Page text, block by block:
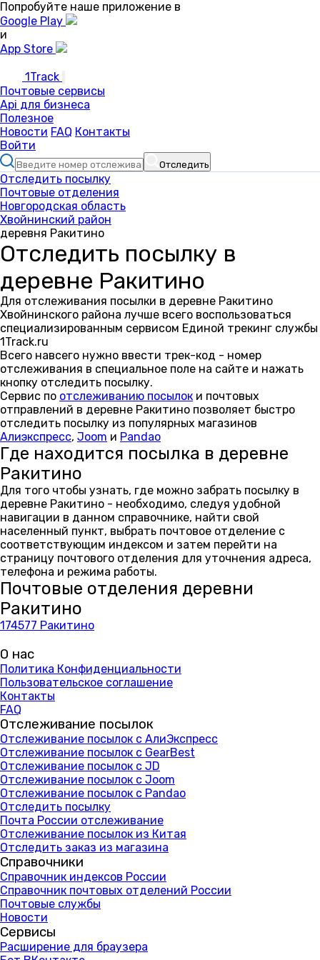
Попробуйте наше приложение в
Google Play
и
App Store
1Track
Почтовые сервисы
Api для бизнеса
Полезное
Новости FAQ Контакты
Войти
Отследить
Отследить посылку
Почтовые отделения
Новгородская область
Хвойнинский район
деревня Ракитино
Отследить посылку в
деревне Ракитино
Для отслеживания посылки в деревне Ракитино
Хвойнинского района лучше всего воспользоваться
специализированным сервисом Единой трекинг службы
1Track.ru
Всего навсего нужно ввести трек-код - номер
отслеживания в специальное поле на сайте и нажать
кнопку отследить посылку.
Сервис по отслеживанию посылок и почтовых
отправлений в деревне Ракитино позволяет быстро
отследить посылку из популярных магазинов
Алиэкспресс, Joom и Pandao
Где находится посылка в деревне
Ракитино
Для того чтобы узнать, где можно забрать посылку в
деревне Ракитино - необходимо, следуя удобной
навигации в данном справочнике, найти свой
населенный пункт, выбрать почтовое отделение с
соответствующим индексом и затем перейти на
страницу почтового отделения для уточнения адреса,
телефона и режима работы.
Почтовые отделения деревни
Ракитино
174577 Ракитино
О нас
Политика Конфиденциальности
Пользовательское соглашение
Контакты
FAQ
Отслеживание посылок
Отслеживание посылок с АлиЭкспресс
Отслеживание посылок с GearBest
Отслеживание посылок с JD
Отслеживание посылок с Joom
Отслеживание посылок с Pandao
Отследить посылку
Почта России отслеживание
Отслеживание посылок из Китая
Отследить заказ из магазина
Справочники
Справочник индексов России
Справочник почтовых отделений России
Почтовые службы
Новости
Сервисы
Расширение для браузера